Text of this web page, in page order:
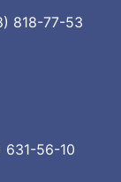
818-77-53
631-56-10